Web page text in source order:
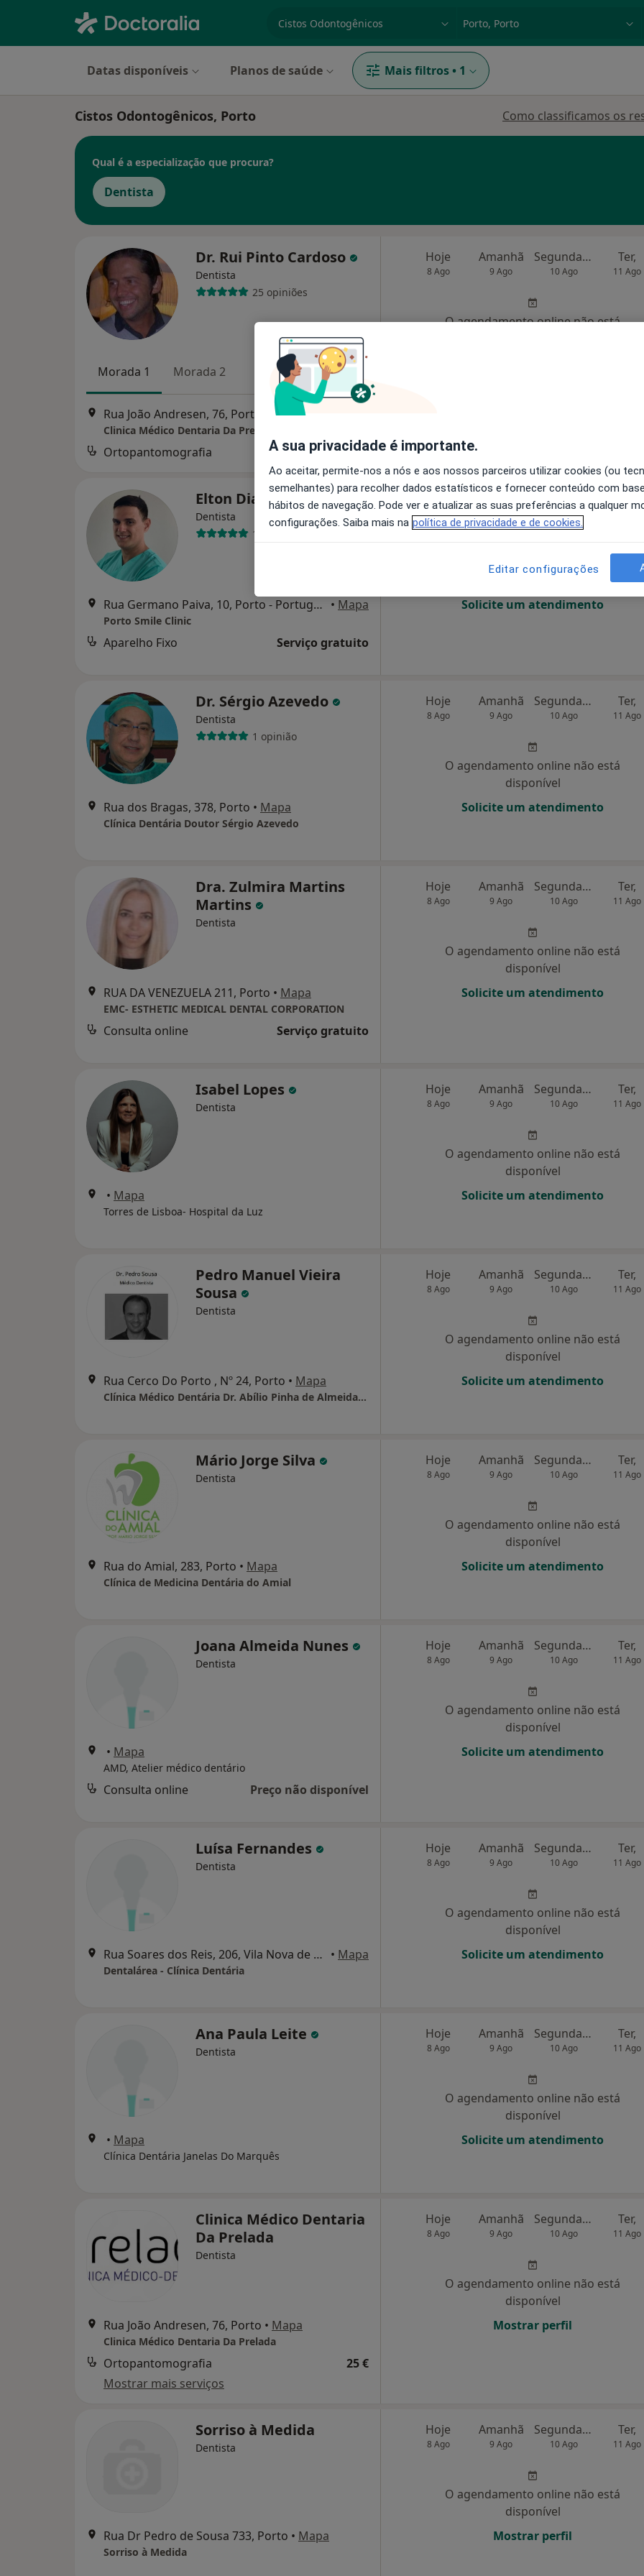
especialidade, doença ou nome
Datas disponíveis Planos de saúde Mais filtros • 1
Cistos Odontogênicos, Porto Como classificamos os
Qual é a especialização que procura?
Dentista
Dr. Rui Pinto Cardoso
Dentista
25 opiniões
Morada 1 Morada 2
Rua João Andresen, 76, Porto Mapa
Clinica Médico Dentaria Da Prelada
Ortopantomografia 25 €
Hoje
8 Ago
Amanhã
9 Ago
Segunda-feira
10 Ago
Ter,
11 Ago
O agendamento online não está
Elton Dias
Dentista
1 opinião
Rua Germano Paiva, 10, Porto - Portugal,, Matosinhos • Mapa
Porto Smile Clinic
Aparelho Fixo Serviço gratuito
Hoje
8 Ago 9 Ago 10 Ago 11 Ago
O agendamento online não está
disponível
Solicite um atendimento
Dr. Sérgio Azevedo
Dentista
1 opinião
Rua dos Bragas, 378, Porto • Mapa
Clínica Dentária Doutor Sérgio Azevedo
Hoje
8 Ago
Amanhã
9 Ago
Segunda-feira
10 Ago
Ter,
11 Ago
O agendamento online não está
disponível
Solicite um atendimento
Dra. Zulmira Martins
Martins
Dentista
RUA DA VENEZUELA 211, Porto • Mapa
EMC- ESTHETIC MEDICAL DENTAL CORPORATION
Consulta online Serviço gratuito
Hoje
8 Ago
Amanhã
9 Ago
Segunda-feira
10 Ago
Ter,
11 Ago
O agendamento online não está
disponível
Solicite um atendimento
Isabel Lopes
Dentista
• Mapa
Torres de Lisboa- Hospital da Luz
Hoje
8 Ago
Amanhã
9 Ago
Segunda-feira
10 Ago
Ter,
11 Ago
O agendamento online não está
disponível
Solicite um atendimento
Pedro Manuel Vieira
Sousa
Dentista
Rua Cerco Do Porto , Nº 24, Porto • Mapa
Clínica Médico Dentária Dr. Abílio Pinha de Almeida, Lda
Hoje
8 Ago
Amanhã
9 Ago
Segunda-feira
10 Ago
Ter,
11 Ago
O agendamento online não está
disponível
Solicite um atendimento
Mário Jorge Silva
Dentista
Rua do Amial, 283, Porto • Mapa
Clínica de Medicina Dentária do Amial
Hoje
8 Ago
Amanhã
9 Ago
Segunda-feira
10 Ago
Ter,
11 Ago
O agendamento online não está
disponível
Solicite um atendimento
Joana Almeida Nunes
Dentista
• Mapa
AMD, Atelier médico dentário
Consulta online Preço não disponível
Hoje
8 Ago
Amanhã
9 Ago
Segunda-feira
10 Ago
Ter,
11 Ago
O agendamento online não está
disponível
Solicite um atendimento
Luísa Fernandes
Dentista
Rua Soares dos Reis, 206, Vila Nova de Gaia • Mapa
Dentalárea - Clínica Dentária
Hoje
8 Ago
Amanhã
9 Ago
Segunda-feira
10 Ago
Ter,
11 Ago
O agendamento online não está
disponível
Solicite um atendimento
Ana Paula Leite
Dentista
• Mapa
Clínica Dentária Janelas Do Marquês
Hoje
8 Ago
Amanhã
9 Ago
Segunda-feira
10 Ago
Ter,
11 Ago
O agendamento online não está
disponível
Solicite um atendimento
Clinica Médico Dentaria
Da Prelada
Dentista
Rua João Andresen, 76, Porto • Mapa
Clinica Médico Dentaria Da Prelada
Ortopantomografia
25 €
Mostrar mais serviços
Hoje
8 Ago
Amanhã
9 Ago
Segunda-feira
10 Ago
Ter,
11 Ago
O agendamento online não está
disponível
Mostrar perfil
Sorriso à Medida
Dentista
Rua Dr Pedro de Sousa 733, Porto • Mapa
Sorriso à Medida
Hoje
8 Ago
Amanhã
9 Ago
Segunda-feira
10 Ago
Ter,
11 Ago
O agendamento online não está
disponível
Mostrar perfil
A sua privacidade é importante.
Ao aceitar, permite-nos a nós e aos nossos parceiros utilizar cookies (ou
semelhantes) para recolher dados estatísticos e fornecer conteúdo com
hábitos de navegação. Pode ver e atualizar as suas preferências a qualquer
configurações. Saiba mais na política de privacidade e de cookies.
Editar configurações